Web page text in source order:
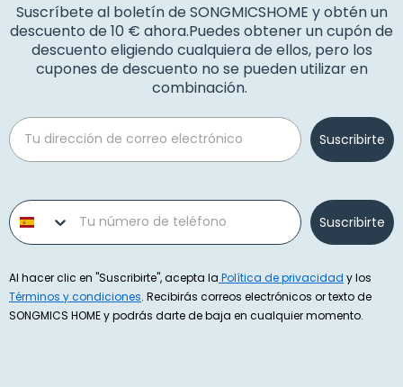
Suscríbete al boletín de SONGMICSHOME y obtén un
descuento de 10 € ahora.Puedes obtener un cupón de
descuento eligiendo cualquiera de ellos, pero los
cupones de descuento no se pueden utilizar en
combinación.
Email
Suscribirte
Phone number
Suscribirte
Al hacer clic en "Suscribirte", acepta la Política de privacidad y los
Términos y condiciones. Recibirás correos electrónicos or texto de
SONGMICS HOME y podrás darte de baja en cualquier momento.